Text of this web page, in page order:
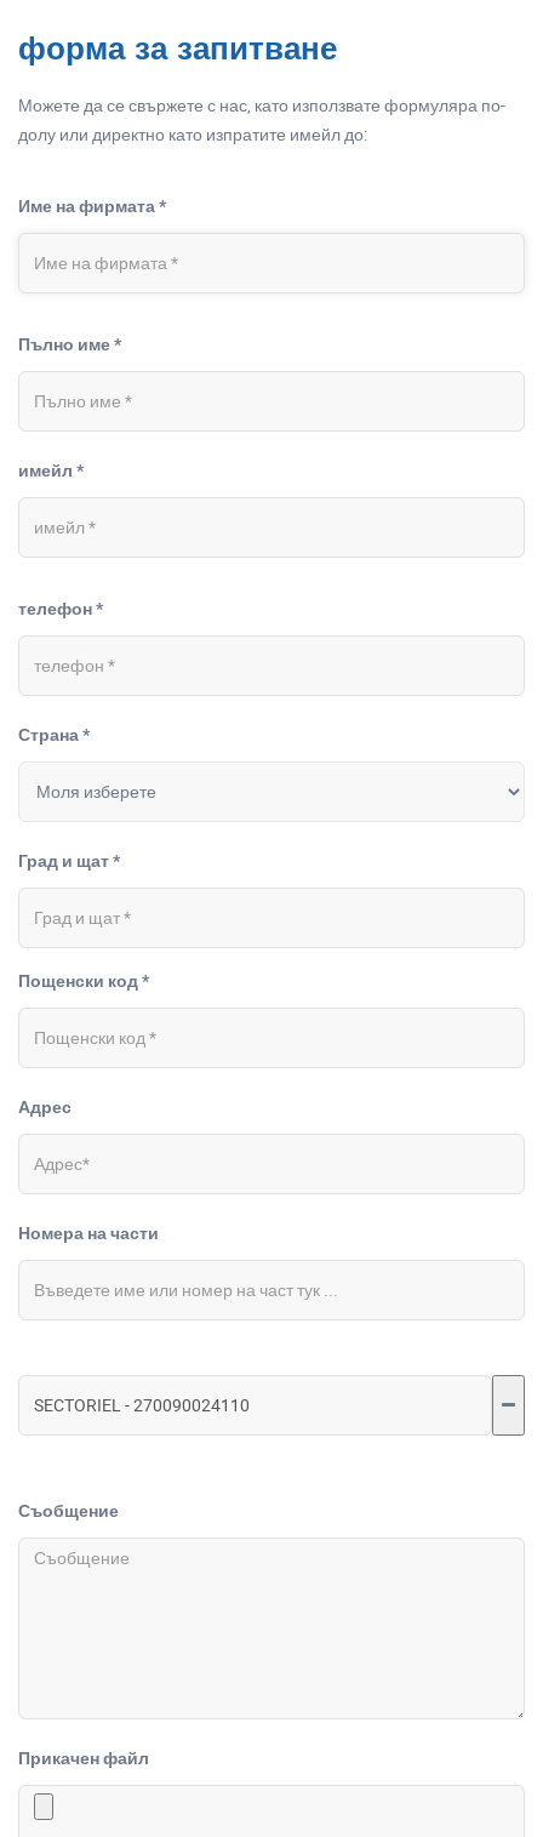
форма за запитване
Можете да се свържете с нас, като използвате формуляра по-
долу или директно като изпратите имейл до:
Име на фирмата *
Пълно име *
имейл *
телефон *
Страна *
Град и щат *
Пощенски код *
Адрес
Номера на части
Съобщение
Прикачен файл